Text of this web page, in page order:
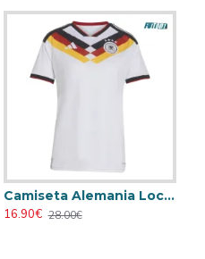
Camiseta Alemania Local Mundial 2026 Blanco Mujer
16.90€ 28.00€